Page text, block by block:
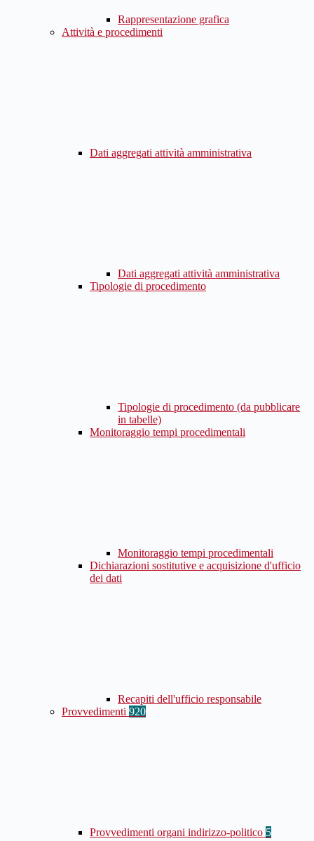
Rappresentazione grafica
Attività e procedimenti
Dati aggregati attività amministrativa
Dati aggregati attività amministrativa
Tipologie di procedimento
Tipologie di procedimento (da pubblicare
in tabelle)
Monitoraggio tempi procedimentali
Monitoraggio tempi procedimentali
Dichiarazioni sostitutive e acquisizione d'ufficio
dei dati
Recapiti dell'ufficio responsabile
Provvedimenti 920
Provvedimenti organi indirizzo-politico 5